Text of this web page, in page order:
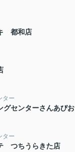
都和店
ター
グセンターさんあぴお
ター
つちうらきた店